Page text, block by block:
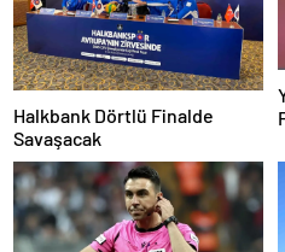
Halkbank Dörtlü Finalde
Savaşacak